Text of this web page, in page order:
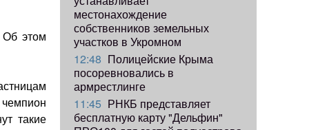
Об этом
такие
местонахождение
собственников земельных
участков в Укромном
12:48 Полицейские Крыма
посоревновались в
армрестлинге
11:45 РНКБ представляет
бесплатную карту "Дельфин"